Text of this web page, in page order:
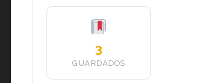
3
GUARDADOS